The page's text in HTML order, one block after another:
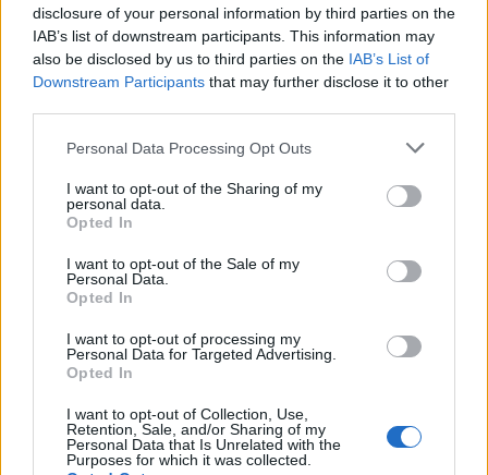
disclosure of your personal information by third parties on the
IAB’s list of downstream participants. This information may
also be disclosed by us to third parties on the IAB’s List of
Downstream Participants that may further disclose it to other
Please note that this website/app uses one or more Google
not limited to your visit or usage behaviour. You may click to
grant or deny consent to Google and its third-party tags to
use your data for below specified purposes in below Google
consent section.
Personal Data Processing Opt Outs
I want to opt-out of the Sharing of my
personal data.
Opted In
I want to opt-out of the Sale of my
Personal Data.
Opted In
I want to opt-out of processing my
Personal Data for Targeted Advertising.
Opted In
I want to opt-out of Collection, Use,
Retention, Sale, and/or Sharing of my
Personal Data that Is Unrelated with the
Purposes for which it was collected.
Calangianus, allarme sul centro accoglienza
minori, Albieri: “Episodi gravissimi”
Gallura, finti clienti svuotano le suite: furto da
50mila nel resort
Meteo Olbia 7 agosto, sole e caldo tornano
Test tunnel Olbia: rampe chiuse ancora fino a
fine agosto
amate dell’estate 2026